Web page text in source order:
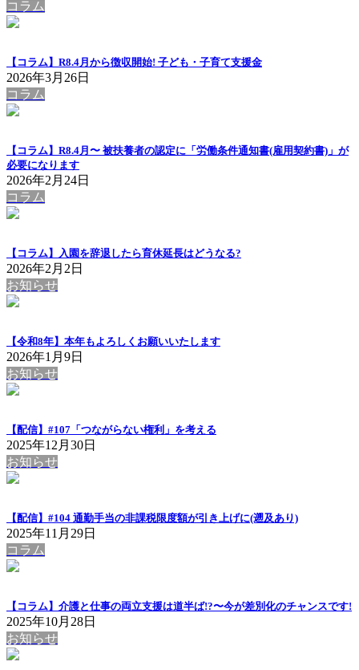
コラム
【コラム】R8.4月から徴収開始! 子ども・子育て支援金
2026年3月26日
コラム
【コラム】R8.4月〜 被扶養者の認定に「労働条件通知書(雇用契約書)」が
必要になります
2026年2月24日
コラム
【コラム】入園を辞退したら育休延長はどうなる?
2026年2月2日
お知らせ
【令和8年】本年もよろしくお願いいたします
2026年1月9日
お知らせ
【配信】#107「つながらない権利」を考える
2025年12月30日
お知らせ
【配信】#104 通勤手当の非課税限度額が引き上げに(遡及あり)
2025年11月29日
コラム
【コラム】介護と仕事の両立支援は道半ば!?〜今が差別化のチャンスです!
2025年10月28日
お知らせ